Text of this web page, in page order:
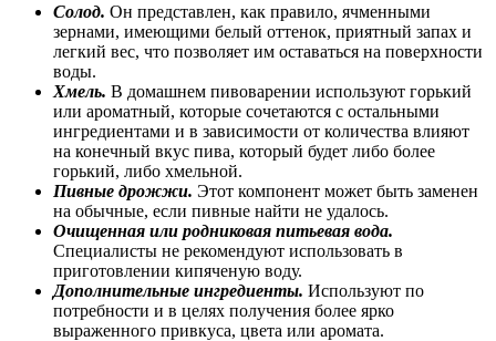
Солод. Он представлен, как правило, ячменными
зернами, имеющими белый оттенок, приятный запах и
легкий вес, что позволяет им оставаться на поверхности
воды.
Хмель. В домашнем пивоварении используют горький
или ароматный, которые сочетаются с остальными
ингредиентами и в зависимости от количества влияют
на конечный вкус пива, который будет либо более
горький, либо хмельной.
Пивные дрожжи. Этот компонент может быть заменен
на обычные, если пивные найти не удалось.
Очищенная или родниковая питьевая вода.
Специалисты не рекомендуют использовать в
приготовлении кипяченую воду.
Дополнительные ингредиенты. Используют по
потребности и в целях получения более ярко
выраженного привкуса, цвета или аромата.